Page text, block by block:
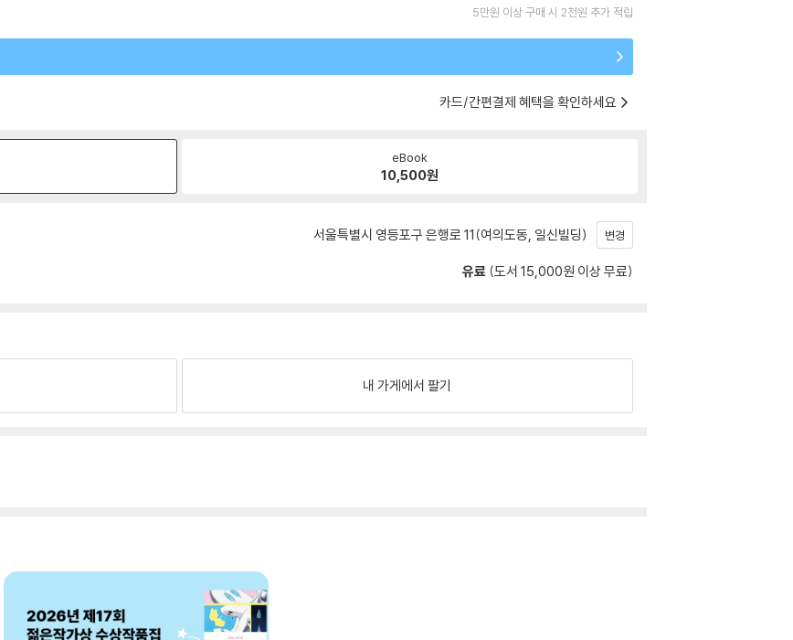
5만원 이상 구매 시 2천원 추가 적립
카드/간편결제 혜택을 확인하세요
eBook
10,500원
서울특별시 영등포구 은행로 11(여의도동, 일신빌딩) 변경
유료 (도서 15,000원 이상 무료)
내 가게에서 팔기